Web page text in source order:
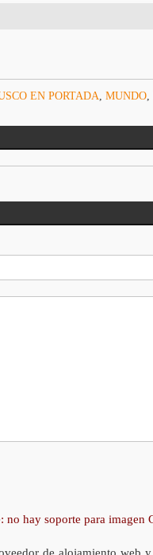
EN PORTADA MUNDO,
no hay soporte para imagen